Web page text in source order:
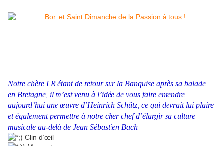
Notre chère LR étant de retour sur la Banquise après sa balade
en Bretagne, il m’est venu à l’idée de vous faire entendre
aujourd’hui une œuvre d’Heinrich Schütz, ce qui devrait lui plaire
et également permettre à notre cher chef d’élargir sa culture
musicale au-delà de Jean Sébastien Bach